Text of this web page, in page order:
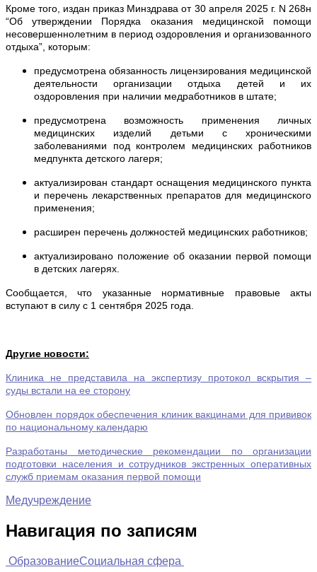
Кроме того, издан приказ Минздрава от 30 апреля 2025 г. N 268н
“Об утверждении Порядка оказания медицинской помощи
несовершеннолетним в период оздоровления и организованного
отдыха”, которым:
предусмотрена обязанность лицензирования медицинской
деятельности организации отдыха детей и их
оздоровления при наличии медработников в штате;
предусмотрена возможность применения личных
медицинских изделий детьми с хроническими
заболеваниями под контролем медицинских работников
медпункта детского лагеря;
актуализирован стандарт оснащения медицинского пункта
и перечень лекарственных препаратов для медицинского
применения;
расширен перечень должностей медицинских работников;
актуализировано положение об оказании первой помощи
в детских лагерях.
Сообщается, что указанные нормативные правовые акты
вступают в силу с 1 сентября 2025 года.
Другие новости:
Клиника не представила на экспертизу протокол вскрытия –
суды встали на ее сторону
Обновлен порядок обеспечения клиник вакцинами для прививок
по национальному календарю
Разработаны методические рекомендации по организации
подготовки населения и сотрудников экстренных оперативных
служб приемам оказания первой помощи
Медучреждение
Навигация по записям
ОбразованиеСоциальная сфера